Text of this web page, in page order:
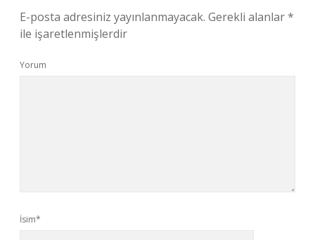
E-posta adresiniz yayınlanmayacak. Gerekli alanlar*
ile işaretlenmişlerdir
Yorum
İsim*